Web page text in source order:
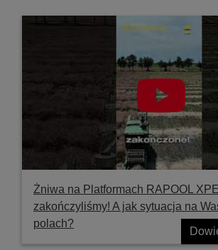
Żniwa na Platformach RAPOOL
zakończyliśmy! A jak sytuacja na
polach?